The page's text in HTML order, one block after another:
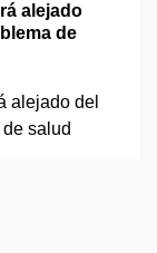
alejado
de